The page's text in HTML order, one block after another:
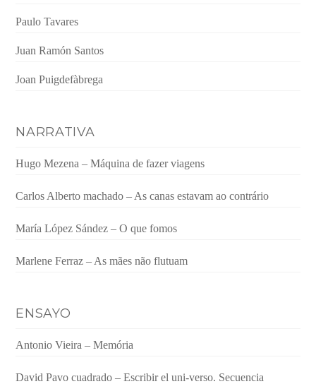
Paulo Tavares
Juan Ramón Santos
Joan Puigdefàbrega
NARRATIVA
Hugo Mezena – Máquina de fazer viagens
Carlos Alberto machado – As canas estavam ao contrário
María López Sández – O que fomos
Marlene Ferraz – As mães não flutuam
ENSAYO
Antonio Vieira – Memória
David Pavo cuadrado – Escribir el uni-verso. Secuencia